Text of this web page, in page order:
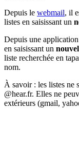
Depuis le webmail, il
listes en saisissant un
Depuis une
en saisissant un
liste recherchée en
nom.
À savoir : les listes ne
@hear.fr. Elles ne
extérieurs (gmail,